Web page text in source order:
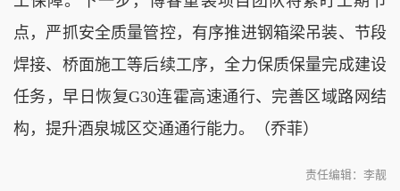
点，严抓安全质量管控，有序推进钢箱梁吊装、节段
焊接、桥面施工等后续工序，全力保质保量完成建设
任务，早日恢复G30连霍高速通行、完善区域路网结
构，提升酒泉城区交通通行能力。（乔菲）
责任编辑：李靓